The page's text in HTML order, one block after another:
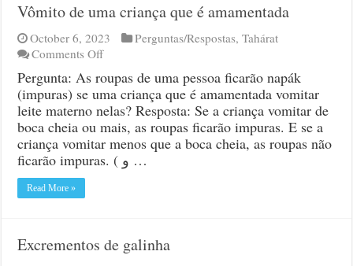
Vômito de uma criança que é amamentada
October 6, 2023 Perguntas/Respostas,Tahárat
Comments Offon
de
uma
criança
que
é
amamentada
Pergunta: As roupas de uma pessoa ficarão napák
(impuras) se uma criança que é amamentada vomitar
leite materno nelas? Resposta: Se a criança vomitar de
boca cheia ou mais, as roupas ficarão impuras. E se a
criança vomitar menos que a boca cheia, as roupas não
ficarão impuras. ( و …
Read More »
Excrementos de galinha